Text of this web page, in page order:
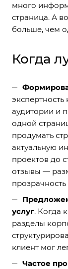
много
страница. А
больше, чем
Когда
аудитории и
одной
продумать
актуальную
проектов до
отзывы —
услуг. Когда
разделы
клиент мог
Частое